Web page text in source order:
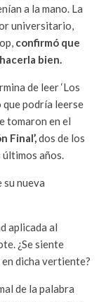
a la mano. La
universitario,
confirmó que
bien.
de leer ‘Los
que podría leerse
tomaron en el
Final’, dos de los
años.
su nueva
aplicada al
¿Se siente
dicha vertiente?
de la palabra